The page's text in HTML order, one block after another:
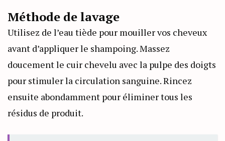
Méthode de lavage
Utilisez de l’eau tiède pour mouiller vos cheveux
avant d’appliquer le shampoing. Massez
doucement le cuir chevelu avec la pulpe des doigts
pour stimuler la circulation sanguine. Rincez
ensuite abondamment pour éliminer tous les
résidus de produit.